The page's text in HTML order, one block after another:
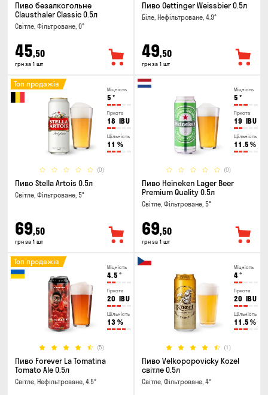
Пиво безалкогольне
Clausthaler Classic 0.5л
Світле, Фільтроване, 0°
45,50
грн за 1 шт
Пиво Oettinger Weissbier 0.5л
Біле, Нефільтроване, 4.9°
49,50
грн за 1 шт
Міцність
5 °
Гіркота
18 IBU
Щільність
11 %
(0)
Топ продажів
Пиво Stella Artois 0.5л
Світле, Фільтроване, 5°
69,50
грн за 1 шт
Міцність
5 °
Гіркота
19 IBU
Щільність
11.5 %
(0)
Пиво Heineken Lager Beer
Premium Quality 0.5л
Світле, Фільтроване, 5°
69,50
грн за 1 шт
Міцність
4.5 °
Гіркота
20 IBU
Щільність
13 %
(5)
Топ продажів
Пиво Forever La Tomatina
Tomato Ale 0.5л
Світле, Нефільтроване, 4.5°
Міцність
4°
Гіркота
20 IBU
Щільність
11.5 %
(1)
Пиво Velkopopovicky Kozel
світле 0.5л
Світле, Фільтроване, 4°